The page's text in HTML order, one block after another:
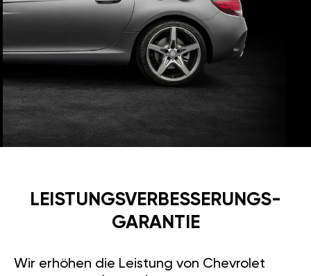
LEISTUNGSVERBESSE­RUNGS­
GARANTIE
Wir erhöhen die Leistung von Chevrolet